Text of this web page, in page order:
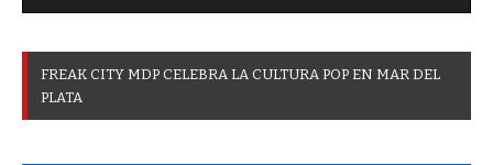
FREAK CITY MDP CELEBRA LA CULTURA POP EN MAR DEL
PLATA